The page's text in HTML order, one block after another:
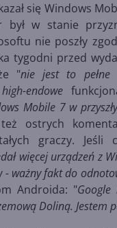
się Windows
był w stanie
nie poszły
tygodni przed
"nie jest to pełne
high-endowe
Mobile 7 w
też ostrych
graczy. Jeśli
więcej urządzeń z
- ważny fakt do
Androida: "Google
Doliną. Jestem